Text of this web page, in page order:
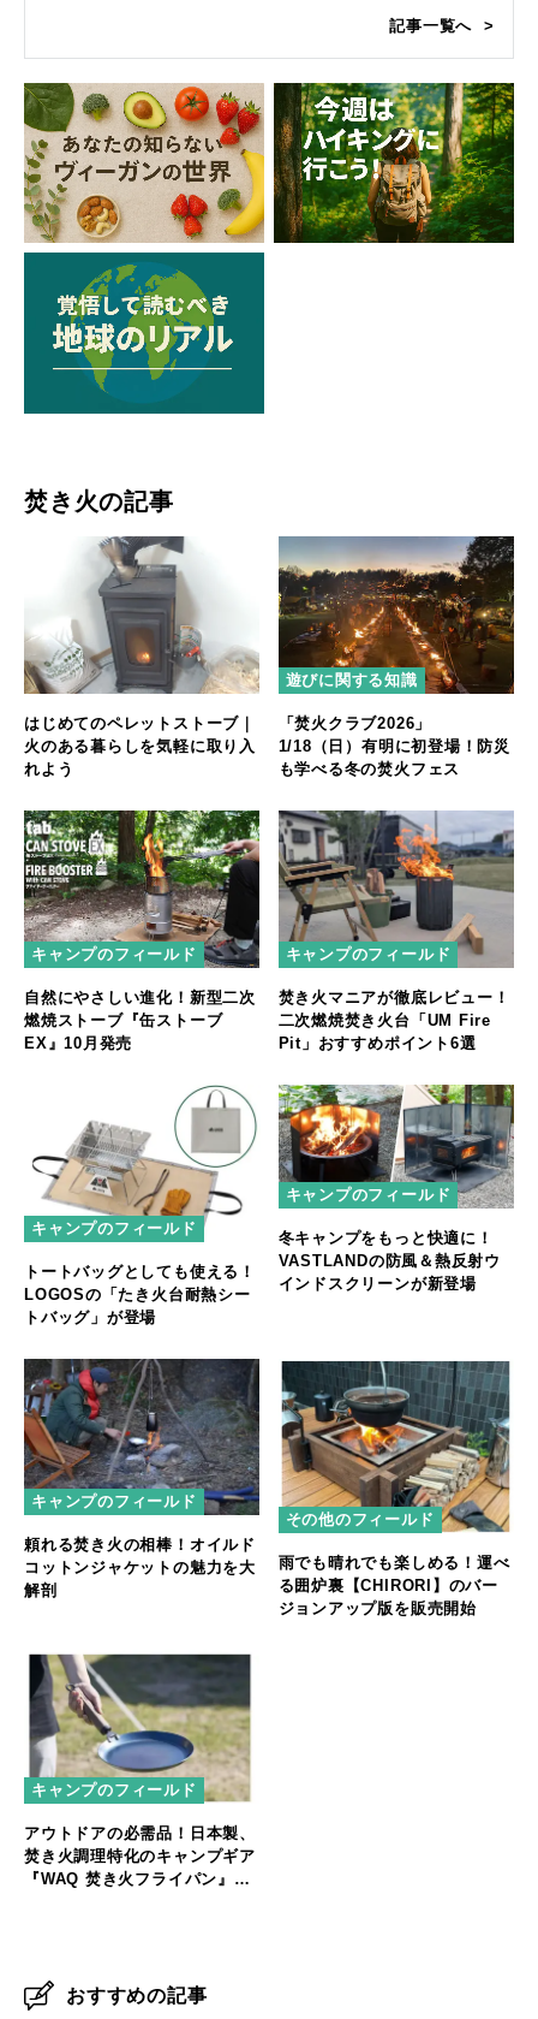
記事一覧へ
焚き火の記事
はじめてのペレットストーブ｜
火のある暮らしを気軽に取り入
れよう
遊びに関する知識
「焚火クラブ2026」
1/18（日）有明に初登場！防災
も学べる冬の焚火フェス
キャンプのフィールド
自然にやさしい進化！新型二次
燃焼ストーブ『缶ストーブ
EX』10月発売
キャンプのフィールド
焚き火マニアが徹底レビュー！
二次燃焼焚き火台「UM Fire
Pit」おすすめポイント6選
キャンプのフィールド
トートバッグとしても使える！
LOGOSの「たき火台耐熱シー
トバッグ」が登場
キャンプのフィールド
冬キャンプをもっと快適に！
VASTLANDの防風＆熱反射ウ
インドスクリーンが新登場
キャンプのフィールド
頼れる焚き火の相棒！オイルド
コットンジャケットの魅力を大
解剖
その他のフィールド
雨でも晴れでも楽しめる！運べ
る囲炉裏【CHIRORI】のバー
ジョンアップ版を販売開始
キャンプのフィールド
アウトドアの必需品！日本製、
焚き火調理特化のキャンプギア
『WAQ 焚き火フライパン』販
おすすめの記事